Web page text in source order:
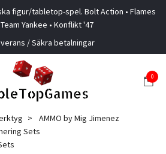
figur/tabletop-spel. Bolt Action • Flames
Yankee • Konflikt '47
/ Säkra betalningar
0
AMMO by Mig Jimenez
Sets